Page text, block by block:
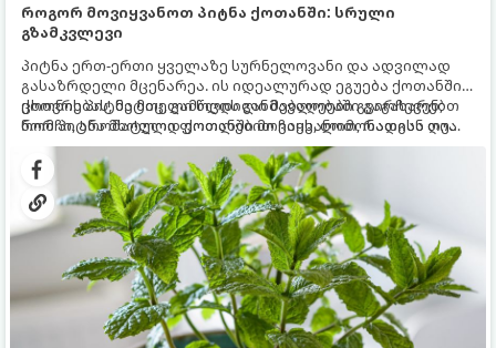
როგორ მოვიყვანოთ პიტნა ქოთანში: სრული
გზამკვლევი
პიტნა ერთ-ერთი ყველაზე სურნელოვანი და ადვილად
გასაზრდელი მცენარეა. ის იდეალურად ეგუება ქოთანში
ცხოვრებას, მეტიც, გამოცდილი მებაღეები გვირჩევენ,
რომ პიტნა მხოლოდ ქოთანში მოვიყვანოთ, რადგან ღია
გრუნტში (ბაღში) დარგვისას ის ფესვებით ძალიან
სწრაფად ვრცელდება და სხვა მცენარეებს ავიწროებს.
ქოთნის პიტნა მთელი წლის განმავლობაში გაგახარებთ
ნორჩი, არომატული ფოთლებით ჩაის, ლიმონათისა თუ
კერძებისთვის.